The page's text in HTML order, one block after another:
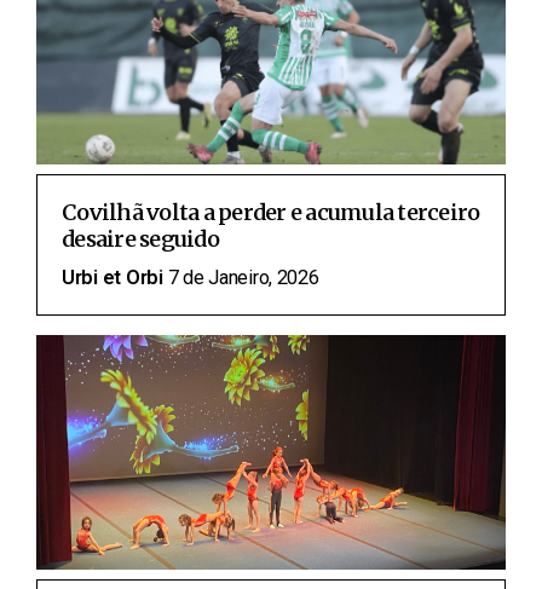
Covilhã volta a perder e acumula terceiro
desaire seguido
Urbi et Orbi 7 de Janeiro, 2026